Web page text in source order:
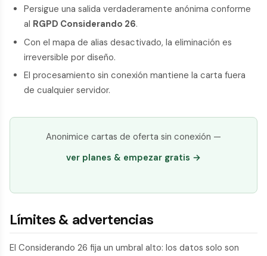
Persigue una salida verdaderamente anónima conforme
al RGPD Considerando 26.
Con el mapa de alias desactivado, la eliminación es
irreversible por diseño.
El procesamiento sin conexión mantiene la carta fuera
de cualquier servidor.
Anonimice cartas de oferta sin conexión —
ver planes & empezar gratis →
Límites & advertencias
El Considerando 26 fija un umbral alto: los datos solo son